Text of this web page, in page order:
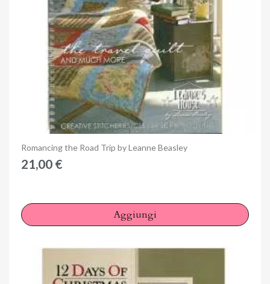
Anteprima
Romancing the Road Trip by Leanne Beasley
21,00 €
Aggiungi